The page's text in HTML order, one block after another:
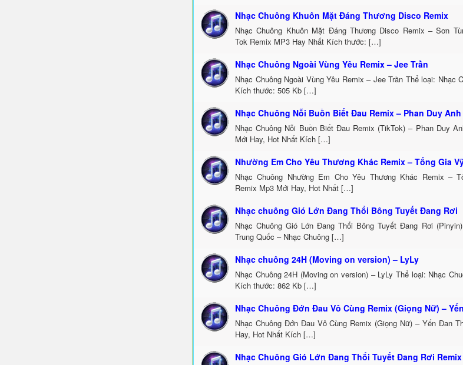
Nhạc Chuông Khuôn Mặt Đáng Thương Disco Remix
Nhạc Chuông Khuôn Mặt Đáng Thương Disco Remix – Sơn
Tok Remix MP3 Hay Nhất Kích thước: […]
Nhạc Chuông Ngoài Vùng Yêu Remix – Jee Trần
Nhạc Chuông Ngoài Vùng Yêu Remix – Jee Trần Thể loại: Nhạc
Kích thước: 505 Kb […]
Nhạc Chuông Nỗi Buồn Biết Đau Remix – Phan Duy Anh
Nhạc Chuông Nỗi Buồn Biết Đau Remix (TikTok) – Phan Duy
Mới Hay, Hot Nhất Kích […]
Nhường Em Cho Yêu Thương Khác Remix – Tống Gia
Nhạc Chuông Nhường Em Cho Yêu Thương Khác Remix –
Remix Mp3 Mới Hay, Hot Nhất […]
Nhạc chuông Gió Lớn Đang Thổi Bông Tuyết Đang Rơi
Nhạc Chuông Gió Lớn Đang Thổi Bông Tuyết Đang Rơi
Trung Quốc – Nhạc Chuông […]
Nhạc chuông 24H (Moving on version) – LyLy
Nhạc Chuông 24H (Moving on version) – LyLy Thể loại: Nhạc
Kích thước: 862 Kb […]
Nhạc Chuông Đớn Đau Vô Cùng Remix (Giọng Nữ) –
Nhạc Chuông Đớn Đau Vô Cùng Remix (Giọng Nữ) – Yến Đan
Hay, Hot Nhất Kích […]
Nhạc Chuông Gió Lớn Đang Thổi Tuyết Đang Rơi